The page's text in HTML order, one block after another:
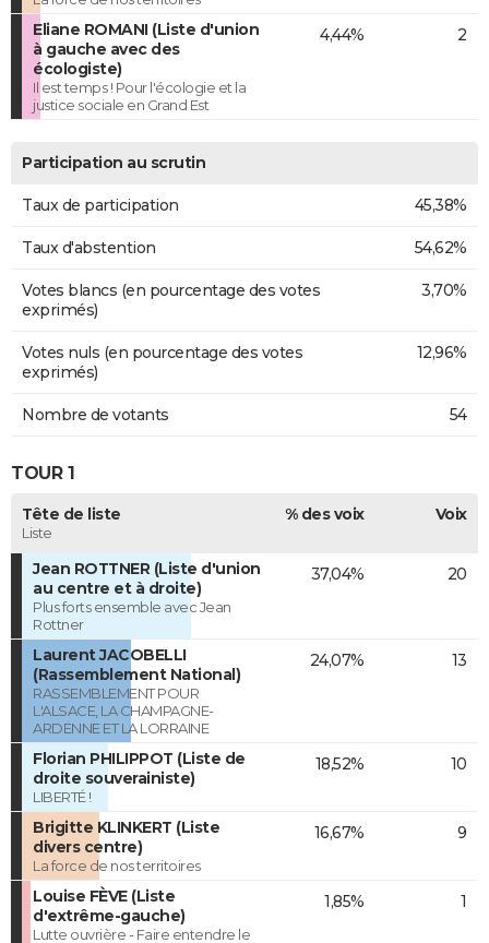
Eliane ROMANI (Liste d'union
à gauche avec des
écologiste)
Il est temps ! Pour l'écologie et la
justice sociale en Grand Est
4,44% 2
Participation au scrutin
Taux de participation 45,38%
Taux d'abstention 54,62%
Votes blancs (en pourcentage des votes
exprimés)
3,70%
Votes nuls (en pourcentage des votes
exprimés)
12,96%
Nombre de votants 54
TOUR 1
Tête de liste
Liste
% des voix Voix
Jean ROTTNER (Liste d'union
au centre et à droite)
Plus forts ensemble avec Jean
Rottner
37,04% 20
Laurent JACOBELLI
(Rassemblement National)
RASSEMBLEMENT POUR
L'ALSACE, LA CHAMPAGNE-
ARDENNE ET LA LORRAINE
24,07% 13
Florian PHILIPPOT (Liste de
droite souverainiste)
LIBERTÉ !
18,52% 10
Brigitte KLINKERT (Liste
divers centre)
La force de nos territoires
16,67% 9
Louise FÈVE (Liste
d'extrême-gauche)
Lutte ouvrière - Faire entendre le
1,85% 1